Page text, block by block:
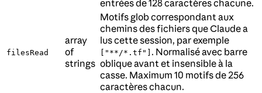
entrées de 128 caractères chacune.
filesRead
array
of
strings
Motifs glob correspondant aux
chemins des fichiers que Claude a
lus cette session, par exemple
["**/*.tf"] . Normalisé avec barre
oblique avant et insensible à la
casse. Maximum 10 motifs de 256
caractères chacun.